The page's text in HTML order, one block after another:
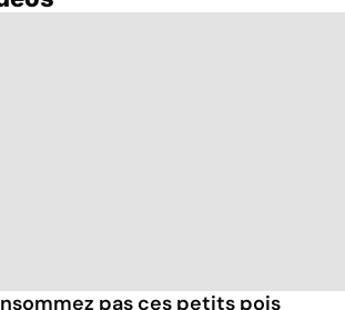
pas ces petits pois